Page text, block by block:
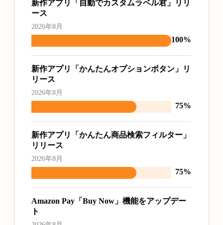
新作アプリ「自動でカスタムラベル君」リリ
ース
2026年8月
100%
新作アプリ「かんたんオプションボタン」リ
リース
2026年8月
75%
新作アプリ「かんたん商品検索フィルター」
リリース
2026年8月
75%
Amazon Pay「Buy Now」機能をアップデー
ト